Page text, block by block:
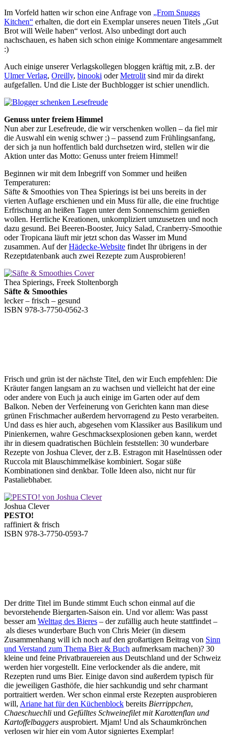
Im Vorfeld hatten wir schon eine Anfrage von „From Snuggs
Kitchen“ erhalten, die dort ein Exemplar unseres neuen Titels „Gut
Brot will Weile haben“ verlost. Also unbedingt dort auch
nachschauen, es haben sich schon einige Kommentare angesammelt
:)
Auch einige unserer Verlagskollegen bloggen kräftig mit, z.B. der
Ulmer Verlag, Oreilly, binooki oderMetrolit sind mir da direkt
aufgefallen. Und die Liste der Buchblogger ist schier unendlich.
Genuss unter freiem Himmel
Nun aber zur Lesefreude, die wir verschenken wollen – da fiel mir
die Auswahl ein wenig schwer ;) – passend zum Frühlingsanfang,
der sich ja nun hoffentlich bald durchsetzen wird, stellen wir die
Aktion unter das Motto: Genuss unter freiem Himmel!
Beginnen wir mit dem Inbegriff von Sommer und heißen
Temperaturen:
Säfte & Smoothies von Thea Spierings ist bei uns bereits in der
vierten Auflage erschienen und ein Muss für alle, die eine fruchtige
Erfrischung an heißen Tagen unter dem Sonnenschirm genießen
wollen. Herrliche Kreationen, unkompliziert umzusetzen und noch
dazu gesund. Bei Beeren-Booster, Juicy Salad, Cranberry-Smoothie
oder Tropicana läuft mir jetzt schon das Wasser im Mund
zusammen. Auf derHädecke-Website findet Ihr übrigens in der
Rezeptdatenbank auch zwei Rezepte zum Ausprobieren!
Thea Spierings, Freek Stoltenborgh
Säfte & Smoothies
lecker – frisch – gesund
ISBN 978-3-7750-0562-3
Frisch und grün ist der nächste Titel, den wir Euch empfehlen: Die
Kräuter fangen langsam an zu wachsen und vielleicht hat der eine
oder andere von Euch ja auch einige im Garten oder auf dem
Balkon. Neben der Verfeinerung von Gerichten kann man diese
grünen Frischmacher außerdem hervorragend zu Pesto verarbeiten.
Und dass es hier auch, abgesehen vom Klassiker aus Basilikum und
Pinienkernen, wahre Geschmacksexplosionen geben kann, werdet
ihr in diesem quadratischen Büchlein feststellen: 30 wunderbare
Rezepte von Joshua Clever, der z.B. Estragon mit Haselnüssen oder
Ruccola mit Blauschimmelkäse kombiniert. Sogar süße
Kombinationen sind denkbar. Tolle Ideen also, nicht nur für
Pastaliebhaber.
Joshua Clever
PESTO!
raffiniert & frisch
ISBN 978-3-7750-0593-7
Der dritte Titel im Bunde stimmt Euch schon einmal auf die
bevorstehende Biergarten-Saison ein. Und vor allem: Was passt
besser am Welttag des Bieres – der zufällig auch heute stattfindet –
als dieses wunderbare Buch von Chris Meier (in diesem
Zusammenhang will ich noch auf den großartigen Beitrag von Sinn
und Verstand zum Thema Bier & Buch aufmerksam machen)? 30
kleine und feine Privatbrauereien aus Deutschland und der Schweiz
werden hier vorgestellt. Eine verlockender als die andere, mit
Rezepten rund ums Bier. Einige davon sind außerdem typisch für
die jeweiligen Gasthöfe, die hier sachkundig und sehr charmant
portraitiert werden. Wer schon einmal erste Rezepten ausprobieren
will, Ariane hat für den Küchenblock bereits Bierrippchen,
Chaeschuechli und Gefülltes Schweinefilet mit Karottenflan und
Kartoffelbaggers ausprobiert. Mjam! Und als Schaumkrönchen
verlosen wir hier ein vom Autor signiertes Exemplar!